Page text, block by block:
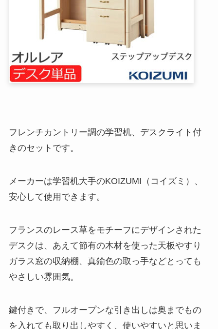
フレンチカントリー調の学習机、デスクライト付
きのセットです。
メーカーは学習机大手のKOIZUMI（コイズミ）、
安心して使用できます。
フランスのレース草をモチーフにデザインされた
デスクは、あえて節有の木材を使った天板やすり
ガラス窓の収納棚、真鍮色の取っ手などとっても
やさしい雰囲気。
鍵付きで、フルオープンな引き出しは奥までもの
を入れても取り出しやすく、使いやすいと思いま